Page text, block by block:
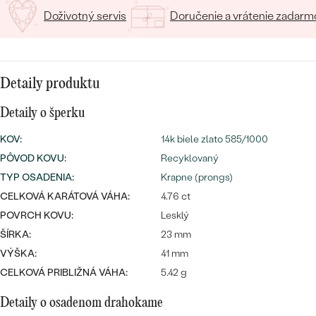
Najpredávanejšie
svadobné
obrúčky
PREZRIEŤ
DRAHOKAM
PODĽA MATERIÁLU
ZLATO
STRIEBRO
S DRAHOKAMAMI
S LAB GROWN DIAMANTMI
S PERLAMI
PERSONALIZOVANÉ
SYMBOLICKÉ
MINIMALISTICKÉ
PODĽA PRÍLEŽITOSTI
PODĽA FARBY
CENOVO DOSTUPNÉ
LUXUSNÉ
LUXUSNÉ
Doživotný servis Doručenie a vrátenie
Detaily produktu
Detaily o šperku
KOV:
14k biele zlato 585/1000
PÔVOD KOVU:
Recyklovaný
TYP OSADENIA:
Krapne (prongs)
CELKOVÁ KARÁTOVÁ VÁHA:
4.76 ct
POVRCH KOVU:
Lesklý
ŠÍRKA:
23 mm
VÝŠKA:
41 mm
CELKOVÁ PRIBLIŽNÁ VÁHA:
5.42 g
Detaily o osadenom drahokame